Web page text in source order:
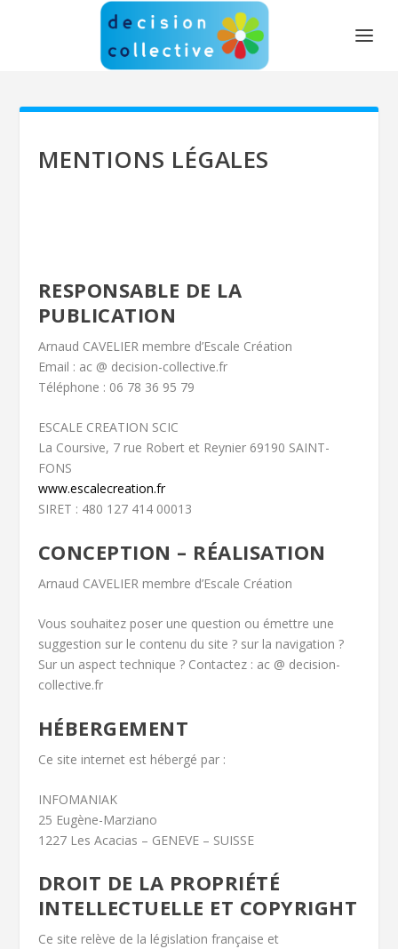
MENTIONS LÉGALES
RESPONSABLE DE LA
PUBLICATION
Arnaud CAVELIER membre d’Escale Création
Email : ac @ decision-collective.fr
Téléphone : 06 78 36 95 79
ESCALE CREATION SCIC
La Coursive, 7 rue Robert et Reynier 69190 SAINT-
FONS
www.escalecreation.fr
SIRET : 480 127 414 00013
CONCEPTION – RÉALISATION
Arnaud CAVELIER membre d’Escale Création
Vous souhaitez poser une question ou émettre une
suggestion sur le contenu du site ? sur la navigation ?
Sur un aspect technique ? Contactez : ac @ decision-
collective.fr
HÉBERGEMENT
Ce site internet est hébergé par :
INFOMANIAK
25 Eugène-Marziano
1227 Les Acacias – GENEVE – SUISSE
DROIT DE LA PROPRIÉTÉ
INTELLECTUELLE ET COPYRIGHT
Ce site relève de la législation française et